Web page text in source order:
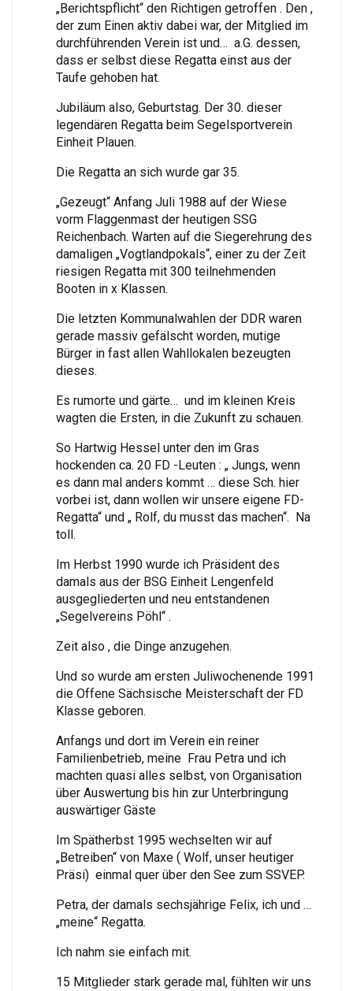
„Berichtspflicht“ den Richtigen getroffen . Den ,
der zum Einen aktiv dabei war, der Mitglied im
durchführenden Verein ist und… a.G. dessen,
dass er selbst diese Regatta einst aus der
Taufe gehoben hat.
Jubiläum also, Geburtstag. Der 30. dieser
legendären Regatta beim Segelsportverein
Einheit Plauen.
Die Regatta an sich wurde gar 35.
„Gezeugt“ Anfang Juli 1988 auf der Wiese
vorm Flaggenmast der heutigen SSG
Reichenbach. Warten auf die Siegerehrung des
damaligen „Vogtlandpokals“, einer zu der Zeit
riesigen Regatta mit 300 teilnehmenden
Booten in x Klassen.
Die letzten Kommunalwahlen der DDR waren
gerade massiv gefälscht worden, mutige
Bürger in fast allen Wahllokalen bezeugten
dieses.
Es rumorte und gärte… und im kleinen Kreis
wagten die Ersten, in die Zukunft zu schauen.
So Hartwig Hessel unter den im Gras
hockenden ca. 20 FD -Leuten : „ Jungs, wenn
es dann mal anders kommt … diese Sch. hier
vorbei ist, dann wollen wir unsere eigene FD-
Regatta“ und „ Rolf, du musst das machen“. Na
toll.
Im Herbst 1990 wurde ich Präsident des
damals aus der BSG Einheit Lengenfeld
ausgegliederten und neu entstandenen
„Segelvereins Pöhl“ .
Zeit also , die Dinge anzugehen.
Und so wurde am ersten Juliwochenende 1991
die Offene Sächsische Meisterschaft der FD
Klasse geboren.
Anfangs und dort im Verein ein reiner
Familienbetrieb, meine Frau Petra und ich
machten quasi alles selbst, von Organisation
über Auswertung bis hin zur Unterbringung
auswärtiger Gäste
Im Spätherbst 1995 wechselten wir auf
„Betreiben“ von Maxe ( Wolf, unser heutiger
Präsi) einmal quer über den See zum SSVEP.
Petra, der damals sechsjährige Felix, ich und …
„meine“ Regatta.
Ich nahm sie einfach mit.
15 Mitglieder stark gerade mal, fühlten wir uns